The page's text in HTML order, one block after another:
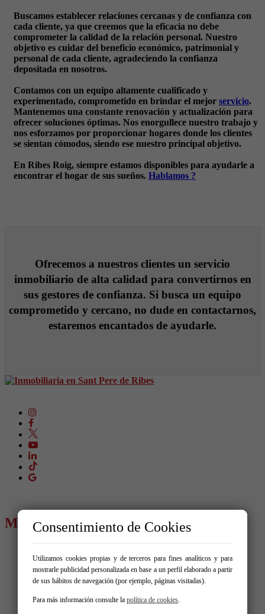
Buscamos establecer relaciones cercanas y de confianza con
cada cliente, ya que creemos que la eficacia no debe
comprometer la calidad de la relación personal. Nuestro
objetivo es cuidar del beneficio económico, patrimonial y
personal de cada cliente, agradeciendo la confianza
depositada en nosotros.
Contamos con un equipo altamente cualificado y
experimentado, comprometido en brindar el mejor servicio.
Mantenemos una constante renovación y actualización para
ofrecer soluciones óptimas. Nos enorgullece nuestro trabajo y
nos esforzamos por proporcionar hogares donde los clientes
se sientan cómodos, siendo ese nuestro principal objetivo.
En Ribes Roig, siempre estamos disponibles para ayudarle a
encontrar el hogar de sus sueños. Hablamos ?
Ofrecemos a nuestros clientes un servicio
inmobiliario de alta calidad para convertirnos en
sus gestores de confianza. Si busca un equipo
comprometido y cercano, no dude en contactarnos,
estaremos encantados de ayudarle.
MENÚ
Alquilar
Vende tu inmueble
Promociones
Servicios
Consentimiento de Cookies
Utilizamos cookies propias y de terceros para fines analíticos y para
mostrarle publicidad personalizada en base a un perfil elaborado a partir
de sus hábitos de navegación (por ejemplo, páginas visitadas).
Para más información consulte la política de cookies.